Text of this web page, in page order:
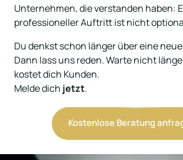
Unternehmen, die verstanden haben:
professioneller Auftritt ist nicht
Du denkst schon länger über eine
Dann lass uns reden. Warte nicht
kostet dich Kunden.
Melde dich jetzt.
Kostenlose Beratung